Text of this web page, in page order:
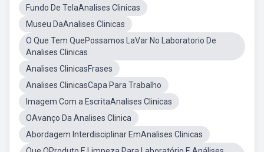
Fundo De TelaAnalises Clinicas
Museu DaAnalises Clinicas
O Que Tem QuePossamos LaVar No Laboratorio De
Analises Clinicas
Analises ClinicasFrases
Analises ClinicasCapa Para Trabalho
Imagem Com a EscritaAnalises Clinicas
OAvanço Da Analises Clinica
Abordagem Interdisciplinar EmAnalises Clinicas